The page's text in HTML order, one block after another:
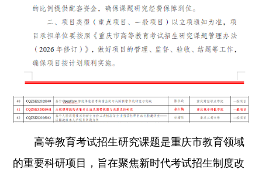
高等教育考试招生研究课题是重庆市教育领域
的重要科研项目，旨在聚焦新时代考试招生制度改